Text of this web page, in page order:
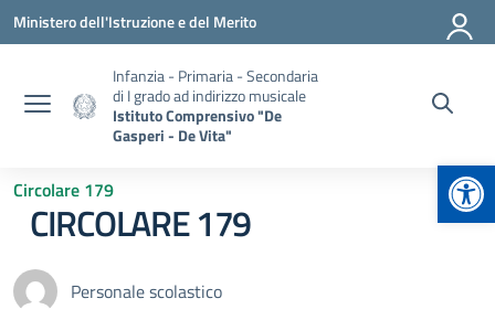
Vai ai contenuti
Vai al menu di navigazione
Vai al footer
Ministero dell'Istruzione e del Merito
Infanzia - Primaria - Secondaria
di I grado ad indirizzo musicale
Istituto Comprensivo "De
Gasperi - De Vita"
Circolare 179
CIRCOLARE 179
Personale scolastico